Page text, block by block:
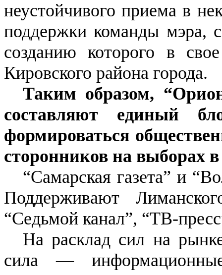
неустойчивого приема в
поддержки команды мэра,
созданию которого в
Кировского района города.
Таким образом,
составляют единый
формироваться
сторонников на выборах
“Самарская газета” и
Поддерживают
“Седьмой канал”, “ТВ-
На расклад сил на
сила —